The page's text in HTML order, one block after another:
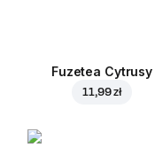
Fuzetea Cytrusy
11,99 zł